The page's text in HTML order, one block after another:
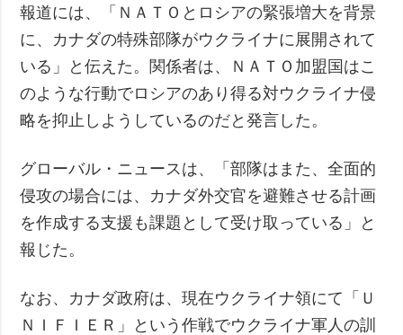
報道には、「ＮＡＴＯとロシアの緊張増大を背景
に、カナダの特殊部隊がウクライナに展開されて
いる」と伝えた。関係者は、ＮＡＴＯ加盟国はこ
のような行動でロシアのあり得る対ウクライナ侵
略を抑止しようしているのだと発言した。
グローバル・ニュースは、「部隊はまた、全面的
侵攻の場合には、カナダ外交官を避難させる計画
を作成する支援も課題として受け取っている」と
報じた。
なお、カナダ政府は、現在ウクライナ領にて「Ｕ
ＮＩＦＩＥＲ」という作戦でウクライナ軍人の訓